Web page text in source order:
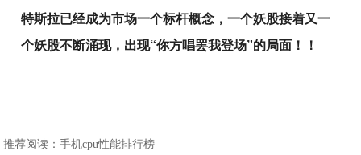
特斯拉已经成为市场一个标杆概念，一个妖股接着又一
个妖股不断涌现，出现“你方唱罢我登场”的局面！！
推荐阅读：手机cpu性能排行榜